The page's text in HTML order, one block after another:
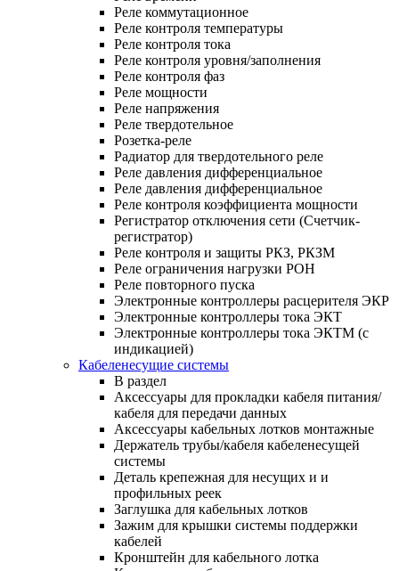
Реле коммутационное
Реле контроля температуры
Реле контроля тока
Реле контроля уровня/заполнения
Реле контроля фаз
Реле мощности
Реле напряжения
Реле твердотельное
Розетка-реле
Радиатор для твердотельного реле
Реле давления дифференциальное
Реле давления дифференциальное
Реле контроля коэффициента мощности
Регистратор отключения сети (Счетчик-
регистратор)
Реле контроля и защиты РКЗ, РКЗМ
Реле ограничения нагрузки РОН
Реле повторного пуска
Электронные контроллеры расцерителя ЭКР
Электронные контроллеры тока ЭКТ
Электронные контроллеры тока ЭКТМ (с
индикацией)
Кабеленесущие системы
В раздел
Аксессуары для прокладки кабеля питания/
кабеля для передачи данных
Аксессуары кабельных лотков монтажные
Держатель трубы/кабеля кабеленесущей
системы
Деталь крепежная для несущих и и
профильных реек
Заглушка для кабельных лотков
Зажим для крышки системы поддержки
кабелей
Кронштейн для кабельного лотка